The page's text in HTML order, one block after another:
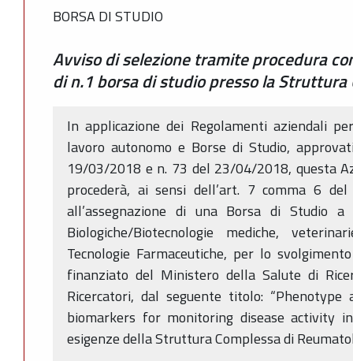
BORSA DI STUDIO
Avviso di selezione tramite procedura
di n.1 borsa di studio presso la Struttura
In applicazione dei Regolamenti aziendali
lavoro autonomo e Borse di Studio,
19/03/2018 e n. 73 del 23/04/2018, questa
procederà, ai sensi dell’art. 7 comma 6
all’assegnazione di una Borsa di Studio
Biologiche/Biotecnologie mediche,
Tecnologie Farmaceutiche, per lo
finanziato del Ministero della Salute di
Ricercatori, dal seguente titolo:
biomarkers for monitoring disease activity
esigenze della Struttura Complessa di